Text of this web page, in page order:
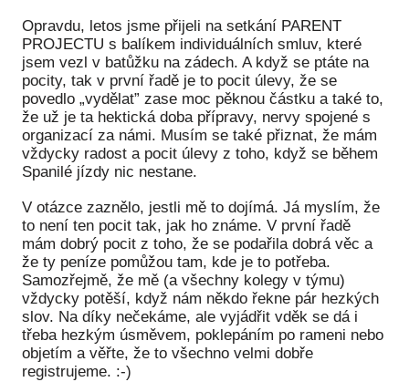
Opravdu, letos jsme přijeli na setkání PARENT
PROJECTU s balíkem individuálních smluv, které
jsem vezl v batůžku na zádech. A když se ptáte na
pocity, tak v první řadě je to pocit úlevy, že se
povedlo „vydělat” zase moc pěknou částku a také to,
že už je ta hektická doba přípravy, nervy spojené s
organizací za námi. Musím se také přiznat, že mám
vždycky radost a pocit úlevy z toho, když se během
Spanilé jízdy nic nestane.
V otázce zaznělo, jestli mě to dojímá. Já myslím, že
to není ten pocit tak, jak ho známe. V první řadě
mám dobrý pocit z toho, že se podařila dobrá věc a
že ty peníze pomůžou tam, kde je to potřeba.
Samozřejmě, že mě (a všechny kolegy v týmu)
vždycky potěší, když nám někdo řekne pár hezkých
slov. Na díky nečekáme, ale vyjádřit vděk se dá i
třeba hezkým úsměvem, poklepáním po rameni nebo
objetím a věřte, že to všechno velmi dobře
registrujeme. :-)